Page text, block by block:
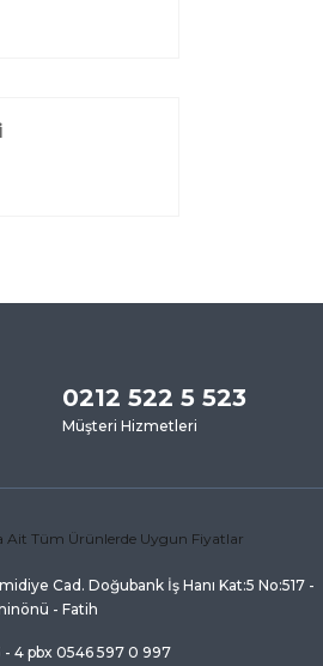
0212 522 5 523
Müşteri Hizmetleri
Cad. Doğubank İş Hanı Kat:5 No:517 -
- Fatih
- 4 pbx 0546 597 0 997